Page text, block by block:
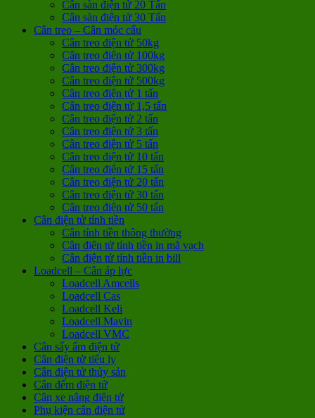
Cân sàn điện tử 20 Tấn
Cân sàn điện tử 30 Tấn
Cân treo – Cân móc cẩu
Cân treo điện tử 50kg
Cân treo điện tử 100kg
Cân treo điện tử 300kg
Cân treo điện tử 500kg
Cân treo điện tử 1 tấn
Cân treo điện tử 1,5 tấn
Cân treo điện tử 2 tấn
Cân treo điện tử 3 tấn
Cân treo điện tử 5 tấn
Cân treo điện tử 10 tấn
Cân treo điện tử 15 tấn
Cân treo điện tử 20 tấn
Cân treo điện tử 30 tấn
Cân treo điện tử 50 tấn
Cân điện tử tính tiền
Cân tính tiền thông thường
Cân điện tử tính tiền in mã vạch
Cân điện tử tính tiền in bill
Loadcell – Cân áp lực
Loadcell Amcells
Loadcell Cas
Loadcell Keli
Loadcell Mavin
Loadcell VMC
Cân sấy ẩm điện tử
Cân điện tử tiểu ly
Cân điện tử thủy sản
Cân đếm điện tử
Cân xe nâng điện tử
Phụ kiện cân điện tử